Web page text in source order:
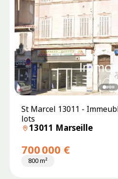
St Marcel 13011 - Immeuble sur 5 niveaux et 12
lots
13011 Marseille
700 000 €
800 m²